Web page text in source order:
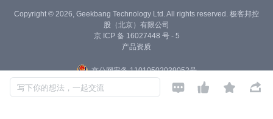
写下你的想法，一起交流    
Copyright © 2026, Geekbang Technology Ltd. All rights reserved. 极客邦控
股（北京）有限公司
京 ICP 备 16027448 号 - 5
产品资质
京公网安备 11010502039052号